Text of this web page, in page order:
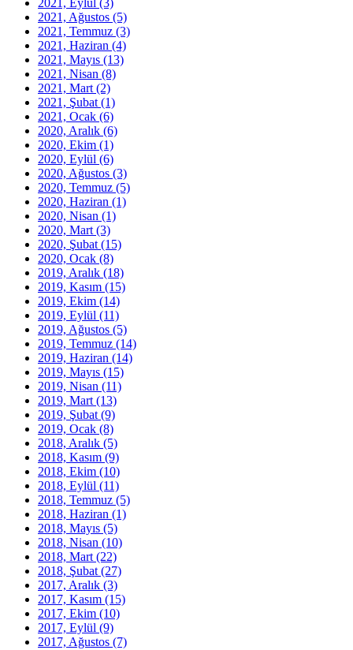
2021, Eylül (3)
2021, Ağustos (5)
2021, Temmuz (3)
2021, Haziran (4)
2021, Mayıs (13)
2021, Nisan (8)
2021, Mart(2)
2021, Şubat(1)
2021, Ocak (6)
2020, Aralık (6)
2020, Ekim (1)
2020, Eylül (6)
2020, Ağustos (3)
2020, Temmuz (5)
2020, Haziran (1)
2020, Nisan (1)
2020, Mart(3)
2020, Şubat(15)
2020, Ocak (8)
2019, Aralık (18)
2019, Kasım (15)
2019, Ekim (14)
2019, Eylül (11)
2019, Ağustos (5)
2019, Temmuz (14)
2019, Haziran (14)
2019, Mayıs (15)
2019, Nisan (11)
2019, Mart(13)
2019, Şubat(9)
2019, Ocak (8)
2018, Aralık (5)
2018, Kasım (9)
2018, Ekim (10)
2018, Eylül (11)
2018, Temmuz (5)
2018, Haziran (1)
2018, Mayıs (5)
2018, Nisan (10)
2018, Mart(22)
2018, Şubat(27)
2017, Aralık (3)
2017, Kasım (15)
2017, Ekim (10)
2017, Eylül (9)
2017, Ağustos (7)